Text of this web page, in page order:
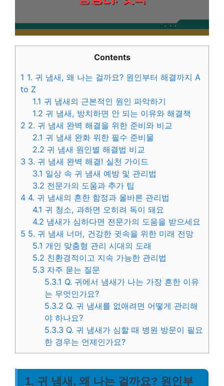
Contents
1 1. 귀 냄새, 왜 나는 걸까요? 원인부터 해결까지 A
to Z
1.1 귀 냄새의 근본적인 원인 파악하기
1.2 귀 냄새, 방치하면 안 되는 이유와 해결책
2 2. 귀 냄새 완벽 해결을 위한 준비와 비교
2.1 귀 냄새 완화 위한 필수 준비물
2.2 귀 냄새 원인별 해결법 비교
3 3. 귀 냄새 완벽 해결! 실천 가이드
3.1 일상 속 귀 냄새 예방 및 관리법
3.2 전문가의 도움과 추가 팁
4 4. 귀 냄새의 흔한 함정과 올바른 관리법
4.1 귀 청소, 과하면 오히려 독이 돼요
4.2 냄새가 심하다면 전문가의 도움을 받으세요
5 5. 귀 냄새 너머, 건강한 귓속을 위한 미래 전망
5.1 개인 맞춤형 관리 시대의 도래
5.2 친환경적이고 지속 가능한 관리법
5.3 자주 묻는 질문
5.3.1 Q. 귀에서 냄새가 나는 가장 흔한 이유
는 무엇인가요?
5.3.2 Q. 귀 냄새를 없애려면 어떻게 관리해
야 하나요?
5.3.3 Q. 귀 냄새가 심할 때 병원 방문이 필요
한 경우는 언제인가요?
1. 귀 냄새, 왜 나는 걸까요? 원인부